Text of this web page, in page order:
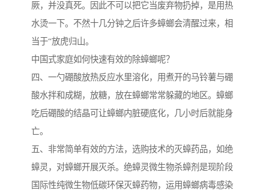
厥，并没真死。因此不可以把它当废弃物扔掉，是用热
水烫一下。不然十几分钟之后许多蟑螂会清醒过来，相
当于“放虎归山。
中国式家庭如何快速有效的除蟑螂呢？
四、一勺硼酸放热反应水里溶化，用煮开的马铃薯与硼
酸水拌和成糊，放糖，放在蟑螂常常躲藏的地区。蟑螂
吃后硼酸的结晶可让蟑螂内脏硬底化，几小时后就能身
亡。
五、非常简单有效的方法，选购技术的灭蟑药品，如绝
蟑灵，对蟑螂开展灭杀。绝蟑灵微生物杀蟑剂是现阶段
国际性纯微生物低碳环保灭蟑药物，运用蟑螂病毒感染